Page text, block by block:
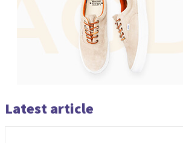
Latest article